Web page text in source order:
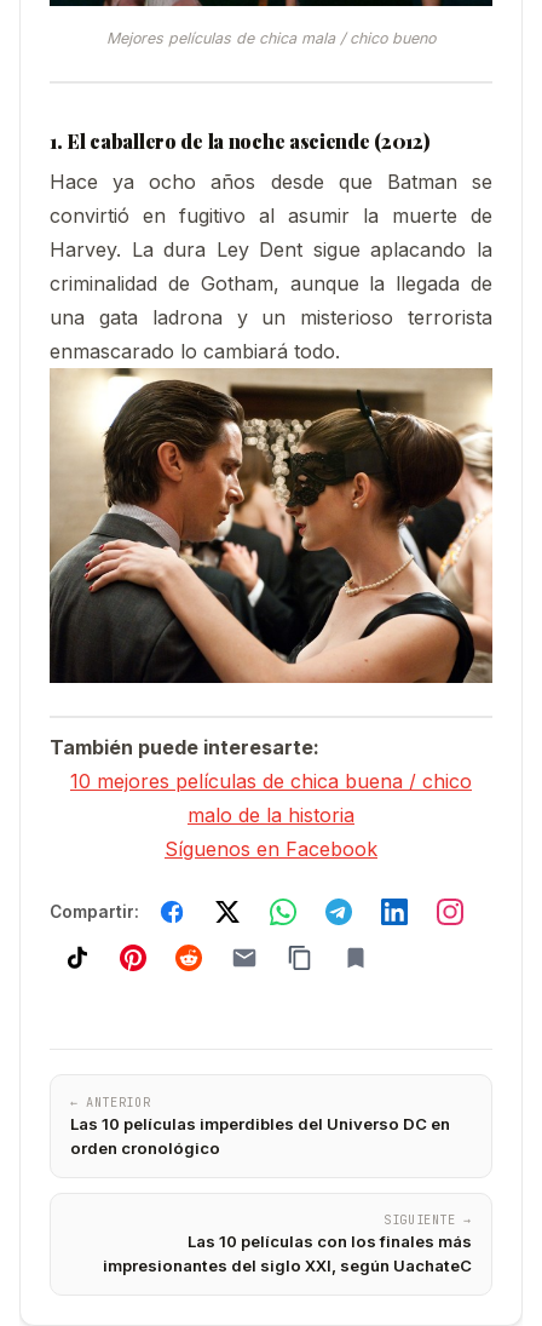
Mejores películas de chica mala / chico bueno
1. El caballero de la noche asciende (2012)
Hace ya ocho años desde que Batman se
convirtió en fugitivo al asumir la muerte de
Harvey. La dura Ley Dent sigue aplacando la
criminalidad de Gotham, aunque la llegada de
una gata ladrona y un misterioso terrorista
enmascarado lo cambiará todo.
También puede interesarte:
10 mejores películas de chica buena / chico
malo de la historia
Síguenos en Facebook
Compartir:
← ANTERIOR
Las 10 películas imperdibles del Universo DC en
orden cronológico
SIGUIENTE →
Las 10 películas con los finales más
impresionantes del siglo XXI, según UachateC